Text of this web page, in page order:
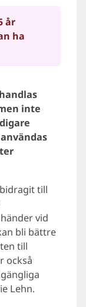
år
ha
inte
till
vid
bli bättre
till
också
Lehn.